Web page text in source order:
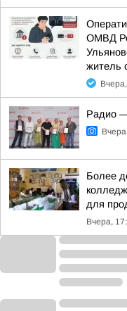
ОМВД
житель
Радио —
Более
для
Вчера,